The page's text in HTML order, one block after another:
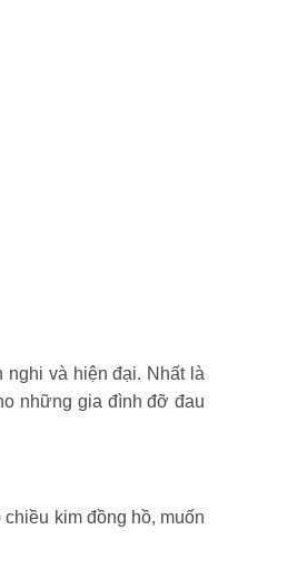
nghi và hiện đại. Nhất là
những gia đình đỡ đau
kim đồng hồ, muốn